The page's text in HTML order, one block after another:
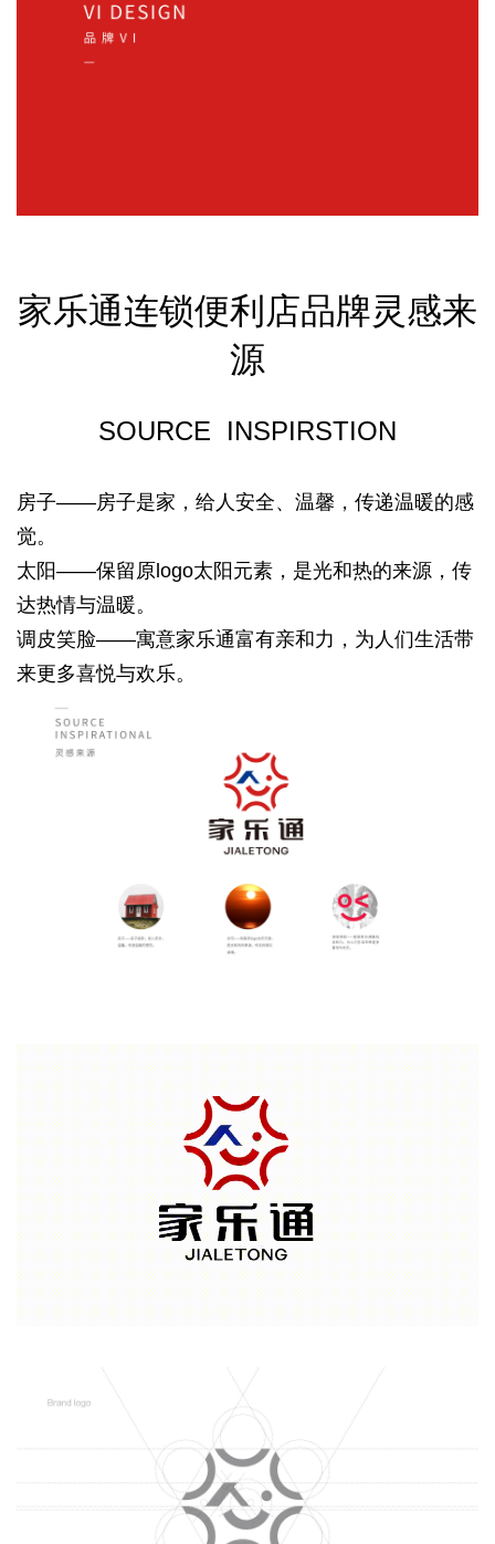
家乐通连锁便利店品牌灵感来
源
SOURCE INSPIRSTION
房子——房子是家，给人安全、 温馨，传递温暖的感
觉。
太阳——保留原logo太阳元素， 是光和热的来源，传
达热情与温暖。
调皮笑脸——寓意家乐通富有亲和力，为人们生活带
来更多喜悦与欢乐。